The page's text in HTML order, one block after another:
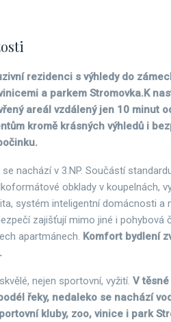
rezidenci s výhledy do
a parkem Stromovka.K
areál vzdálený jen 10 minut
kromě krásných výhledů i
nachází v 3.NP. Součástí
obklady v koupelnách,
systém inteligentní domácnosti a
zajišťují mimo jiné i pohybová
apartmánech. Komfort bydlení
nejen sportovní, vyžití. V
řeky, nedaleko se nachází
kluby, zoo, vinice i park